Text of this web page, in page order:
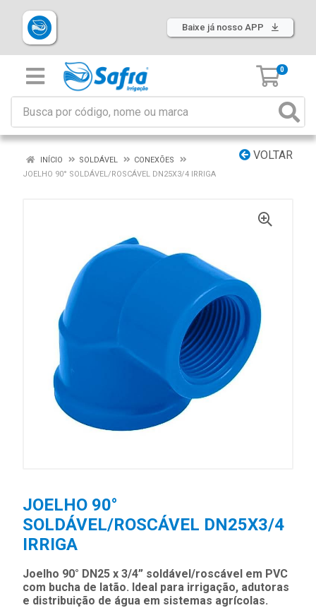
Baixe já nosso APP
0
VOLTAR
INÍCIO SOLDÁVEL
CONEXÕES
JOELHO 90° SOLDÁVEL/ROSCÁVEL DN25X3/4 IRRIGA
JOELHO 90°
SOLDÁVEL/ROSCÁVEL DN25X3/4
IRRIGA
Joelho 90° DN25 x 3/4” soldável/roscável em PVC
com bucha de latão. Ideal para irrigação, adutoras
e distribuição de água em sistemas agrícolas.